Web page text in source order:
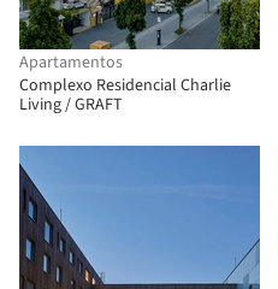
Apartamentos
Complexo Residencial Charlie
Living / GRAFT